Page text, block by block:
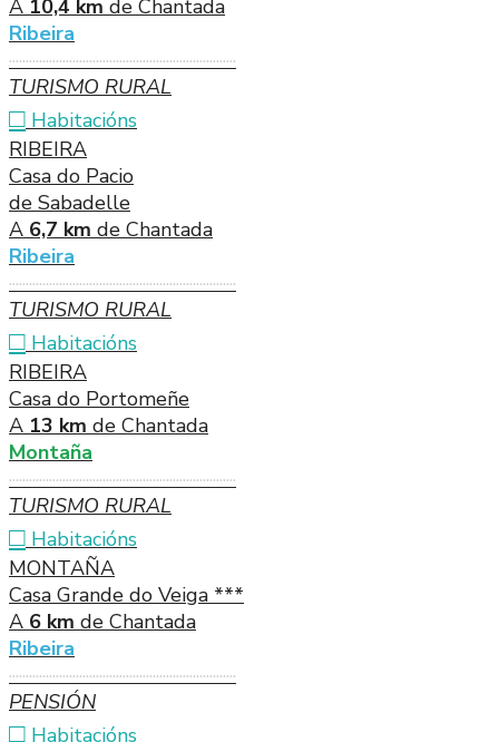
A 10,4 km de Chantada
Ribeira
····································································
TURISMO RURAL
□ Habitacións
RIBEIRA
Casa do Pacio
de Sabadelle
A 6,7 km de Chantada
Ribeira
····································································
TURISMO RURAL
□ Habitacións
RIBEIRA
Casa do Portomeñe
A 13 km de Chantada
Montaña
····································································
TURISMO RURAL
□ Habitacións
MONTAÑA
Casa Grande do Veiga ***
A 6 km de Chantada
Ribeira
····································································
PENSIÓN
□ Habitacións